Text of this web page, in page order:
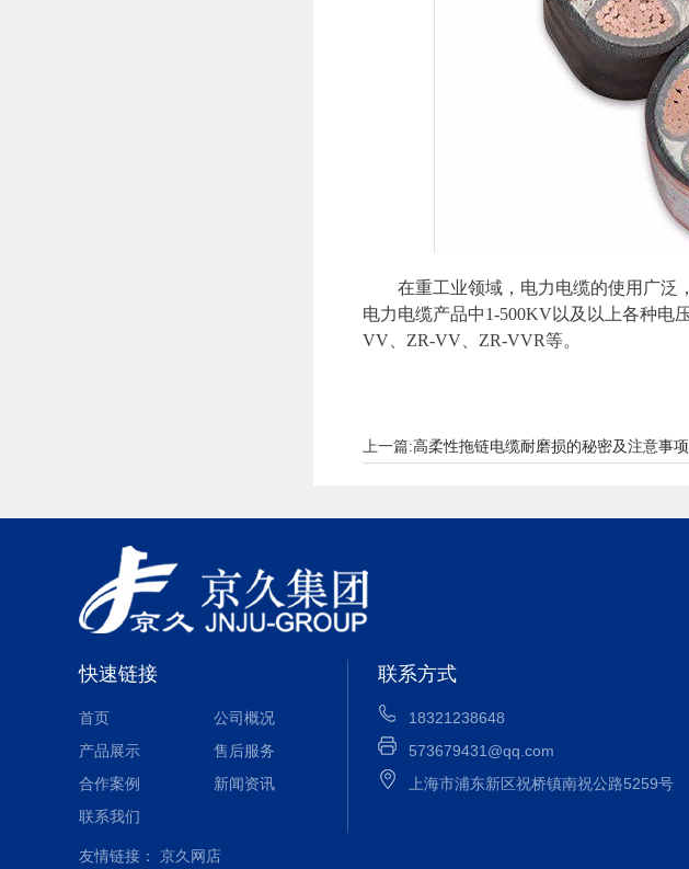
在重工业领域，电力电缆的使用广泛
电力电缆产品中1-500KV以及以上各种电
VV、ZR-VV、ZR-VVR等。
上一篇:高柔性拖链电缆耐磨损的秘密及注意事项
快速链接
首页
公司概况
产品展示
售后服务
合作案例
新闻资讯
联系我们
联系方式
18321238648
573679431@qq.com
上海市浦东新区祝桥镇南祝公路5259号
友情链接： 京久网店